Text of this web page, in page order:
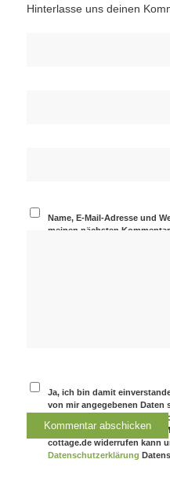
Hinterlasse uns deinen
Name, E-Mail-Adresse und
meinen nächsten Kommentar
Ja, ich bin damit
von mir angegebenen Daten
Kommentar angezeigt wird.
Einwilligung jederzeit per E-
cottage.de widerrufen kann
Datenschutzerklärung